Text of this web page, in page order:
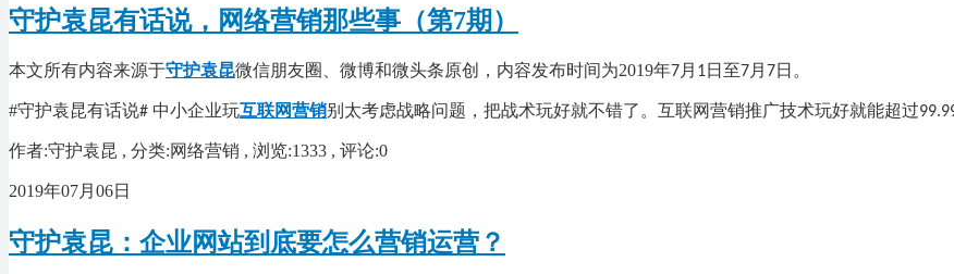
守护袁昆有话说，网络营销那些事（第7期）
本文所有内容来源于守护袁昆微信朋友圈、微博和微头条原创，内容发布时间为2019年7月 1日至7月 7日。
#守护袁昆有话说# 中小企业玩互联网营销别太考虑战略问题，把战术玩好就不错了。互联网营销推广技术玩好就能超过
作者:守护袁昆 , 分类:网络营销 , 浏览:1333 , 评论:0
2019年07月06日
守护袁昆：企业网站到底要怎么营销运营？